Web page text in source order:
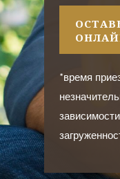
*время